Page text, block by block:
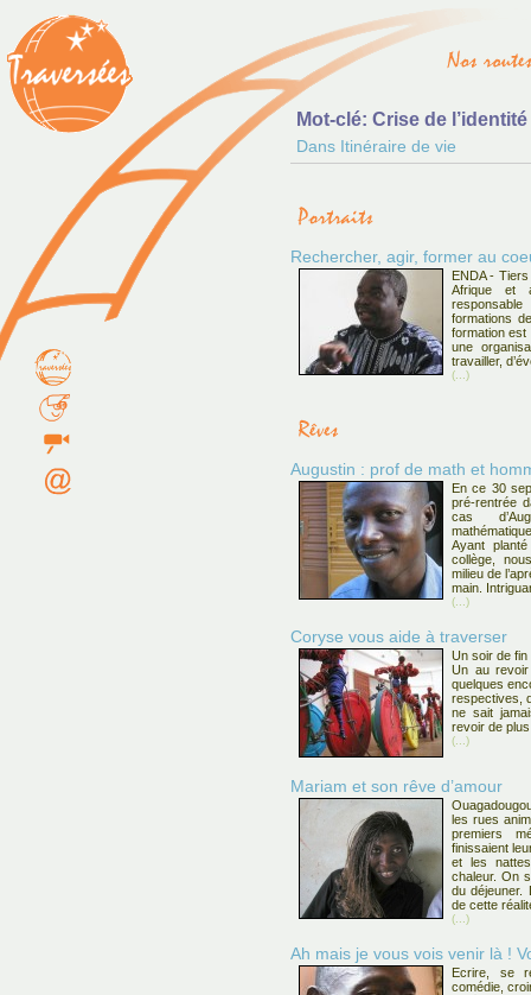
Mot-clé: Crise de
Dans Itinéraire de vie
Rechercher, agir, former au
ENDA -
Afrique et
formations
formation est
une
travailler,
(...)
Augustin : prof de math et
En ce 30
pré-rentrée
cas
Ayant
collège,
milieu de
main.
(...)
Coryse vous aide à traverser
Un soir de fin
Un au
quelques
respectives,
ne sait
revoir de
(...)
Mariam et son rêve d’amour
les rues
premiers
finissaient
et les
chaleur. On
du déjeuner.
de cette
(...)
Ah mais je vous vois venir là !
Ecrire, se
comédie,